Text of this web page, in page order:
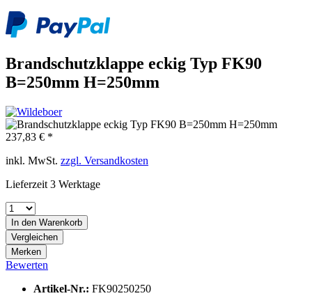
Brandschutzklappe eckig Typ FK90
B=250mm H=250mm
237,83 € *
inkl. MwSt. zzgl. Versandkosten
Lieferzeit 3 Werktage
In den Warenkorb
Vergleichen
Merken
Bewerten
Artikel-Nr.: FK90250250